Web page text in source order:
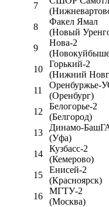
7
8
Факел Ямал
(Новый
9
Нова-2
10
Горький-2
(Нижний
11
Оренбуржье-
(Оренбург)
12
Белогорье-2
(Белгород)
13
Динамо-
(Уфа)
14
Кузбасс-2
(Кемерово)
15
Енисей-2
(Красноярск)
16
МГТУ-2
(Москва)